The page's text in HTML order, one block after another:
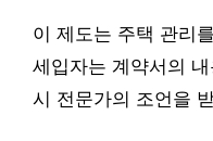
이 제도는 주택 관리
세입자는 계약서의
시 전문가의 조언을